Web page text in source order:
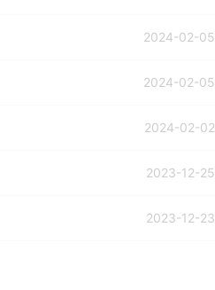
2024-02-05
2024-02-05
2024-02-02
2023-12-25
2023-12-23